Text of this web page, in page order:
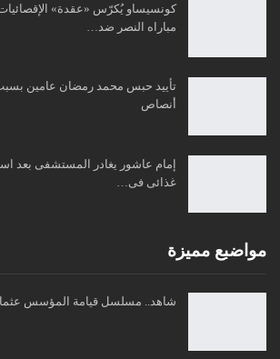
كونسيساو يُكرّس «عقدة»
مباراه النصر ضد…
تأييد حبس محمد رمضان عامين بسبب
أنصاص
إمام عاشور يغادر المستشفى بعد
غذائى فى…
مواضبع مميزة
شاهد.. مسلسل قيامة المؤسس عثمان